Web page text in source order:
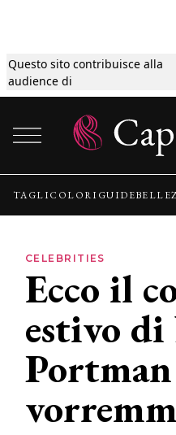
Questo sito contribuisce alla
audience di
Tagli
Colori
Guide
Lifestyle
News
News
TAGLICOLORI GUIDE
CELEBRITIES
Ecco il
estivo